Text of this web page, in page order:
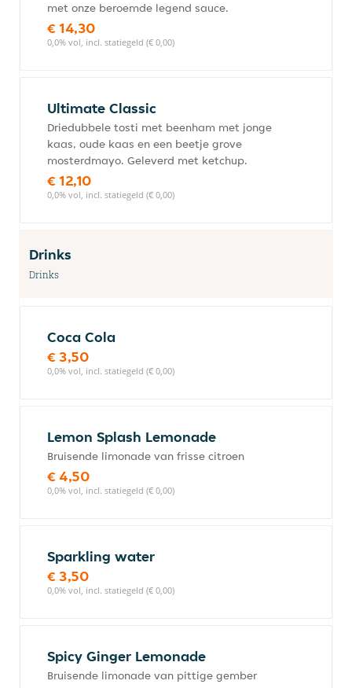
met onze beroemde legend sauce.
€ 14,30
0,0% vol, incl. statiegeld (€ 0,00)
Ultimate Classic
Driedubbele tosti met beenham met jonge
kaas, oude kaas en een beetje grove
mosterdmayo. Geleverd met ketchup.
€ 12,10
0,0% vol, incl. statiegeld (€ 0,00)
Drinks
Drinks
Coca Cola
€ 3,50
0,0% vol, incl. statiegeld (€ 0,00)
Lemon Splash Lemonade
Bruisende limonade van frisse citroen
€ 4,50
0,0% vol, incl. statiegeld (€ 0,00)
Sparkling water
€ 3,50
0,0% vol, incl. statiegeld (€ 0,00)
Spicy Ginger Lemonade
Bruisende limonade van pittige gember